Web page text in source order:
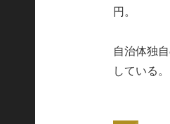
円。
自治体独
している。